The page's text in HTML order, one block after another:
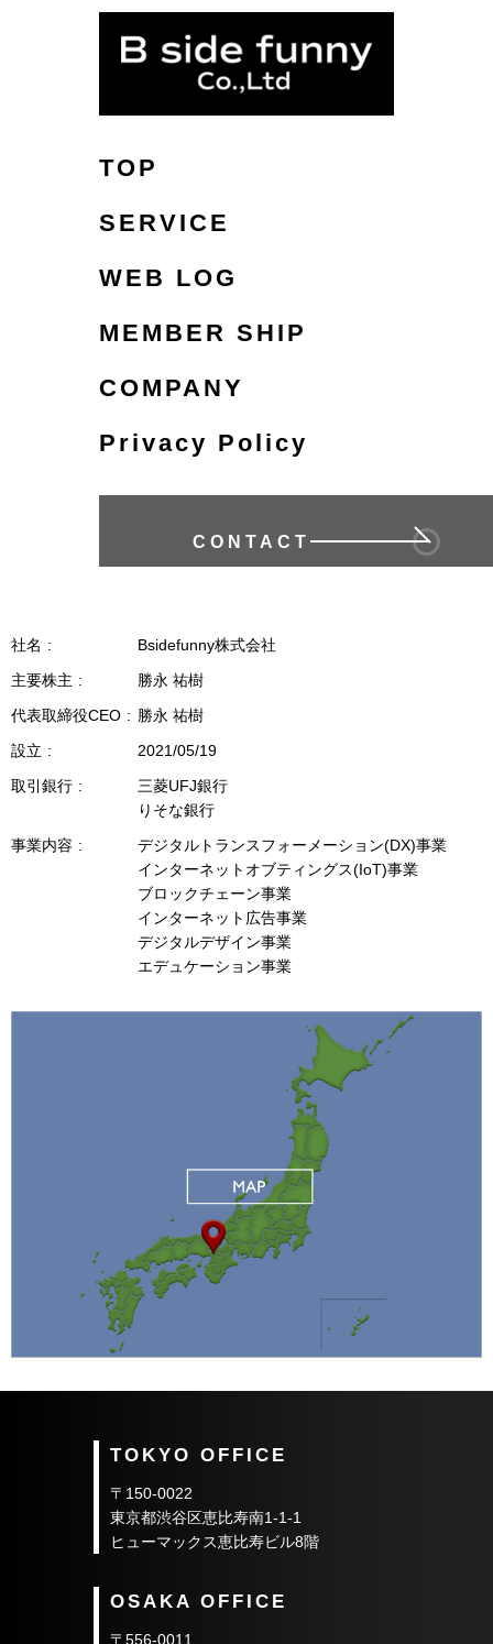
1.商品・サービスの提供、変更又は停止のた
めのご本人確認、商品・サービスの提供、商
品・サービスの提供に伴う対価の請求その他
サービスの提供に関連する付随業務の遂行
に関する情報の案内
4.サイト運営設備並びにこれらに附帯する設
5.マーケティング調査その他の調査研究
送のため
8.個人情報保護法に基づく開示請求等その他
9.株主の管理
12.その他当社の事業に付帯・関連する事項の
当社では、個人情報の取扱いに関する社内規定を
護に関する関係法令を遵守します。また、社員等
の教育に努め、個人情報保護の重要性を周知して
おります。
なお、当社では、個人情報の保護に関する体制、
対策を定期的に見直し、改善に努めます。
3 個人情報の取扱いの委託
当社においては、業務を円滑に遂行するために、
人情報を預託する場合があります。その場合、当
社は、委託先との間で取り扱いに関する契約を結
ぶなど、適切な監督を行います。
4 個人情報の第三者提供について
当社は、以下のいずれかに該当する場合を除きお
預かりした個人情報を第三者に提供いたしませ
1.お客さまから事前にご同意をいただいた場
部委託した場合
4.人の生命、身体または財産の保護のために
必要な場合であって、お客さまの同意を得る
ことが困難である場合
5.公衆衛生の向上または児童の健全な育成の
お客さまの同意を得ることが困難である場合
6.国または地方公共団体などが法令の定める
CONTACT
TOP
SERVICE
WEB LOG
MEMBER SHIP
COMPANY
Privacy Policy
社名
Bsidefunny株式会社
主要株主
勝永 祐樹
代表取締役CEO
勝永 祐樹
設立
2021/05/19
取引銀行
三菱UFJ銀行
りそな銀行
事業内容
デジタルトランスフォーメーション(DX)事業
インターネットオブティングス(IoT)事業
ブロックチェーン事業
インターネット広告事業
デジタルデザイン事業
エデュケーション事業
TOKYO OFFICE
〒150-0022
東京都渋谷区恵比寿南1-1-1
ヒューマックス恵比寿ビル8階
OSAKA OFFICE
〒556-0011